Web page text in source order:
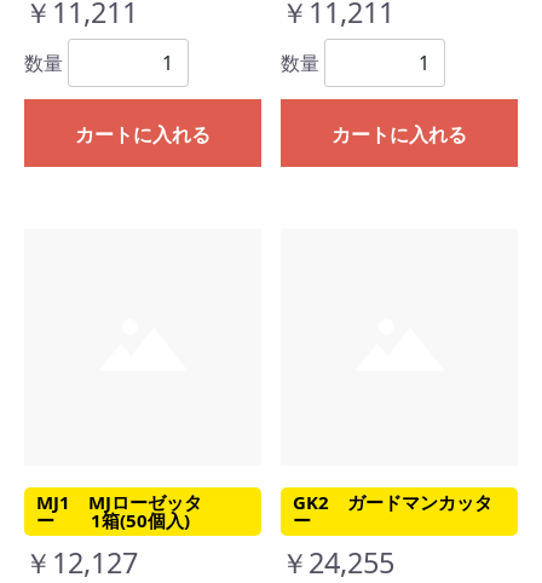
￥11,211
数量
カートに入れる
￥11,211
数量
カートに入れる
MJ1 MJローゼッタ
ー 1箱(50個入)
￥12,127
GK2 ガードマンカッタ
ー
￥24,255